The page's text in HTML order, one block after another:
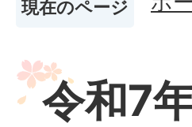
現在のページ
令和7